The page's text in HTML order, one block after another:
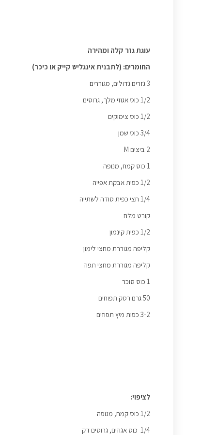
עוגת גזר קלה ומהירה
החומרים: (לתבנית אינגליש קייק או כיכר)
3 גזרים גדולים, מגוררים
1/2 כוס אגוזי מלך, גרוסים
1/2 כוס צימוקים
3/4 כוס שמן
2 ביצים M
1 כוס קמח, מנופה
1/2 כפית אבקת אפייה
1/4 חצי כפית סודה לשתייה
קורט מלח
1/2 כפית קינמון
קליפה מגוררת מחצי לימון
קליפה מגוררת מחצי תפוז
1 כוס סוכר
50 גרם רסק תפוחים
3-2 כפות מיץ תפוזים
לציפוי:
1/2 כוס קמח, מנופה
1/4 כוס אגוזים, גרוסים דק